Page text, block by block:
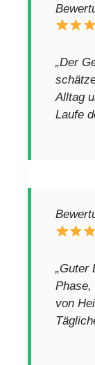
„Der
Alltag
Laufe
„Guter
Phase,
von